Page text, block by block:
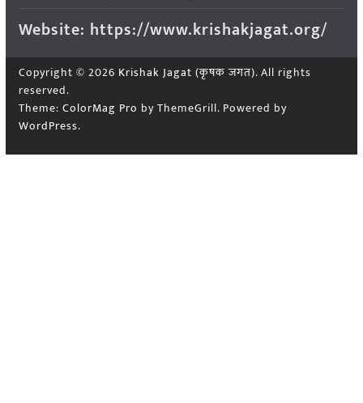
Website: https://www.krishakjagat.org/
Copyright © 2026 Krishak Jagat (कृषक जगत). All rights
reserved.
Theme: ColorMag Pro by ThemeGrill. Powered by
WordPress.